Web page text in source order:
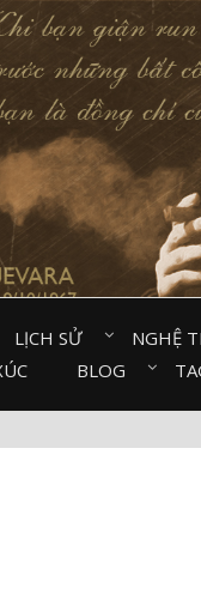
LỊCH SỬ⠀ NGHỆ
BLOG⠀